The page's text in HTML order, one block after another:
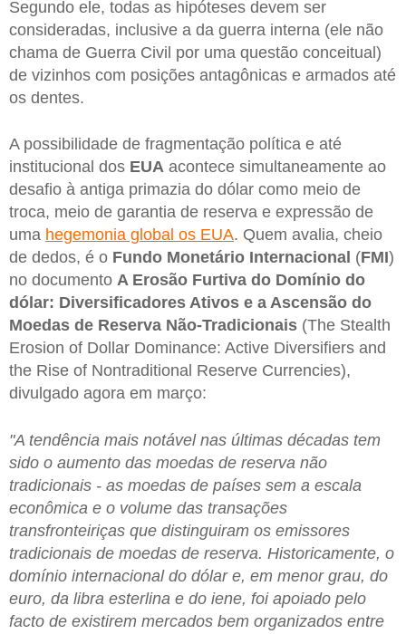
Segundo ele, todas as hipóteses devem ser
consideradas, inclusive a da guerra interna (ele não
chama de Guerra Civil por uma questão conceitual)
de vizinhos com posições antagônicas e armados até
os dentes.
A possibilidade de fragmentação política e até
institucional dos EUA acontece simultaneamente ao
desafio à antiga primazia do dólar como meio de
troca, meio de garantia de reserva e expressão de
uma hegemonia global os EUA. Quem avalia, cheio
de dedos, é o Fundo Monetário Internacional (FMI)
no documento A Erosão Furtiva do Domínio do
dólar: Diversificadores Ativos e a Ascensão do
Moedas de Reserva Não-Tradicionais (The Stealth
Erosion of Dollar Dominance: Active Diversifiers and
the Rise of Nontraditional Reserve Currencies),
divulgado agora em março:
"A tendência mais notável nas últimas décadas tem
sido o aumento das moedas de reserva não
tradicionais - as moedas de países sem a escala
econômica e o volume das transações
transfronteiriças que distinguiram os emissores
tradicionais de moedas de reserva. Historicamente, o
domínio internacional do dólar e, em menor grau, do
euro, da libra esterlina e do iene, foi apoiado pelo
facto de existirem mercados bem organizados entre